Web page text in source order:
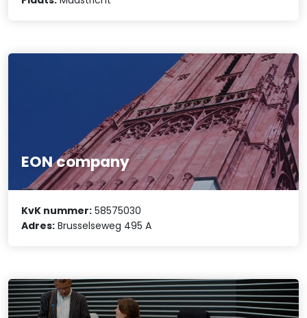
EON company
KvK nummer: 58575030
Adres: Brusselseweg 495 A